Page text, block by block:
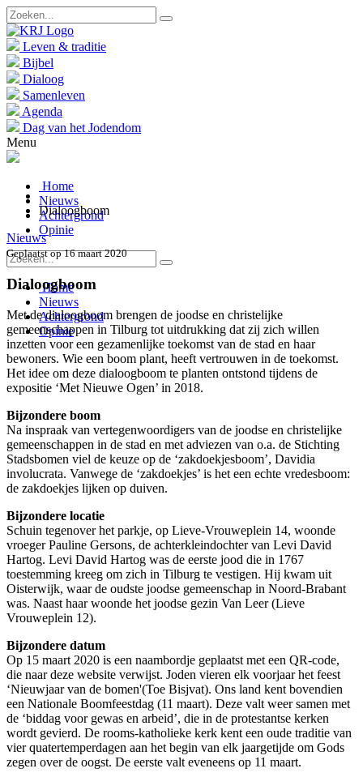
Leven & traditie
Bijbel
Dialoog
Samenleven
Agenda
Dag van het Jodendom
Menu
Home
Nieuws
Achtergrond
Opinie
Home
Nieuws
Achtergrond
Opinie
Dialoogboom
Nieuws
Geplaatst op 16 maart 2020
Dialoogboom
Met de dialoogboom brengen de joodse en christelijke
gemeenschappen in Tilburg tot uitdrukking dat zij zich willen
inzetten voor een gezamenlijke toekomst van de stad en haar
bewoners. Wie een boom plant, heeft vertrouwen in de toekomst.
Het idee om deze dialoogboom te planten ontstond tijdens de
expositie ‘Met Nieuwe Ogen’ in 2018.
Bijzondere boom
Na inspraak van vertegenwoordigers van de joodse en christelijke
gemeenschappen in de stad en met adviezen van o.a. de Stichting
Stadsbomen viel de keuze op de ‘zakdoekjesboom’, Davidia
involucrata. Vanwege de ‘zakdoekjes’ is het een echte vredesboom:
de zakdoekjes lijken op duiven.
Bijzondere locatie
Schuin tegenover het parkje, op Lieve-Vrouweplein 14, woonde
vroeger Pauline Gersons, de achterkleindochter van Levi David
Hartog. Levi David Hartog was de eerste jood die in 1767
toestemming kreeg om zich in Tilburg te vestigen. Hij kwam uit
Oisterwijk, waar de oudste joodse gemeenschap in Noord-Brabant
was. Naast haar woonde het joodse gezin Van Leer (Lieve
Vrouweplein 12).
Bijzondere datum
Op 15 maart 2020 is een naambordje geplaatst met een QR-code,
die naar deze website verwijst. Joden vieren elk voorjaar het feest
‘Nieuwjaar van de bomen'(Toe Bisjvat). Ons land kent bovendien
een Nationale Boomfeestdag (11 maart). Deze valt weer samen met
de ‘biddag voor gewas en arbeid’, die in de protestantse kerken
wordt gevierd. De rooms-katholieke kerk kent een oude traditie van
vier quatertemperdagen aan het begin van elk jaargetijde om Gods
zegen over de oogst. De eerste valt eveneens op 11 maart.